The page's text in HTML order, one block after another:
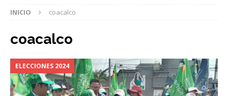
INICIO coacalco
coacalco
ELECCIONES 2024